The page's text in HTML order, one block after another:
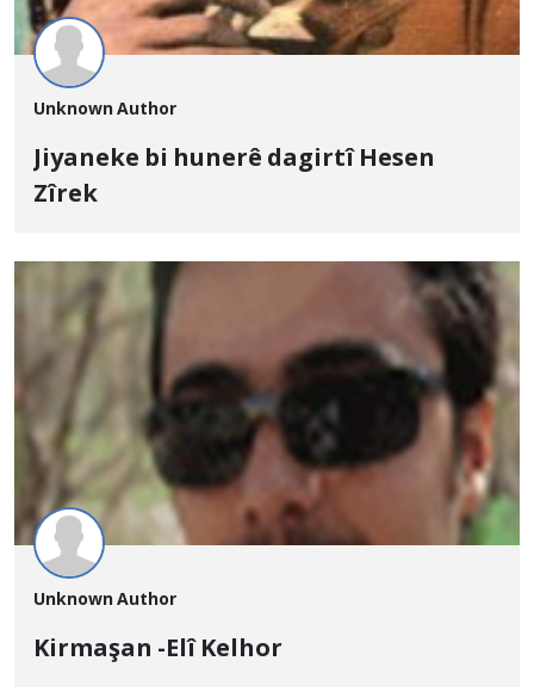
Unknown Author
Jiyaneke bi hunerê dagirtî Hesen
Zîrek
Unknown Author
Kirmaşan -Elî Kelhor